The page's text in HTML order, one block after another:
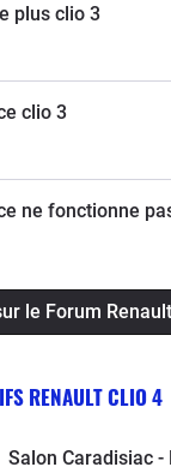
plus clio 3
clio 3
ne fonctionne
le Forum
RENAULT CLIO 4
Salon Caradisiac -